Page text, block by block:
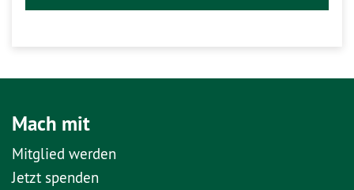
Mach mit
Mitglied werden
Jetzt spenden